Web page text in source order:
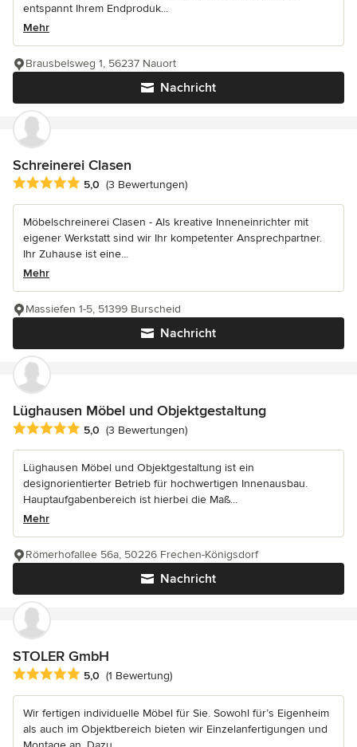
entspannt Ihrem Endproduk...
Mehr
Nachricht
Brausbelsweg 1, 56237 Nauort
Schreinerei Clasen
Durchschnittliche Bewertung: 5 von 5 Sternen
5,0 (3 Bewertungen)
Möbelschreinerei Clasen - Als kreative Inneneinrichter mit
eigener Werkstatt sind wir Ihr kompetenter Ansprechpartner.
Ihr Zuhause ist eine...
Mehr
Nachricht
Massiefen 1-5, 51399 Burscheid
Lüghausen Möbel und Objektgestaltung
Durchschnittliche Bewertung: 5 von 5 Sternen
5,0 (3 Bewertungen)
Lüghausen Möbel und Objektgestaltung ist ein
designorientierter Betrieb für hochwertigen Innenausbau.
Hauptaufgabenbereich ist hierbei die Maß...
Mehr
Nachricht
Römerhofallee 56a, 50226 Frechen-Königsdorf
STOLER GmbH
Durchschnittliche Bewertung: 5 von 5 Sternen
5,0 (1 Bewertung)
Wir fertigen individuelle Möbel für Sie. Sowohl für’s Eigenheim
als auch im Objektbereich bieten wir Einzelanfertigungen und